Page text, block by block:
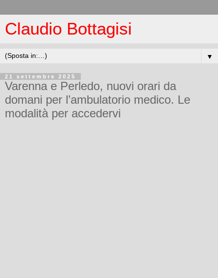
Claudio Bottagisi
▼
21 settembre 2025
Varenna e Perledo, nuovi orari da
domani per l’ambulatorio medico. Le
modalità per accedervi